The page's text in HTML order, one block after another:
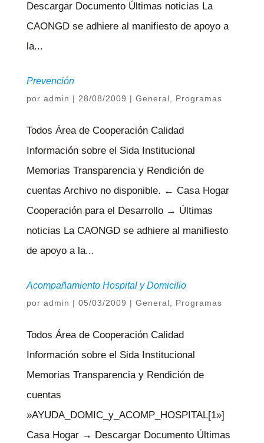
Descargar Documento Últimas noticias La
CAONGD se adhiere al manifiesto de apoyo a
la...
Prevención
por admin | 28/08/2009 | General Programas
Todos Área de Cooperación Calidad
Información sobre el Sida Institucional
Memorias Transparencia y Rendición de
cuentas Archivo no disponible. ← Casa Hogar
Cooperación para el Desarrollo → Últimas
noticias La CAONGD se adhiere al manifiesto
de apoyo a la...
Acompañamiento Hospital y Domicilio
por admin | 05/03/2009 | General Programas
Todos Área de Cooperación Calidad
Información sobre el Sida Institucional
Memorias Transparencia y Rendición de
cuentas
»AYUDA_DOMIC_y_ACOMP_HOSPITAL[1»]
Casa Hogar → Descargar Documento Últimas